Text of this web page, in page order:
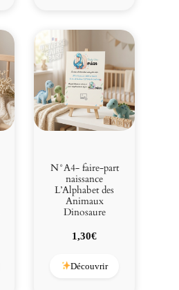
N°A4- faire-part
naissance
L’Alphabet des
Animaux
Dinosaure
1,30€
Découvrir